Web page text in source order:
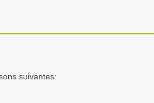
suivantes: